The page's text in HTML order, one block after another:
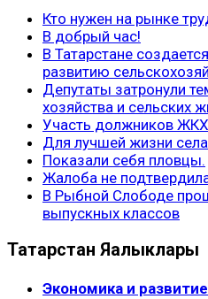
Кто нужен на рынке
В добрый час!
В Татарстане
развитию
Депутаты затронули
хозяйства и сельских
Участь должников ЖКХ
Для лучшей жизни села
Показали себя пловцы.
Жалоба не
В Рыбной Слободе
выпускных классов
Татарстан Яңалыклары
Экономика и развитие